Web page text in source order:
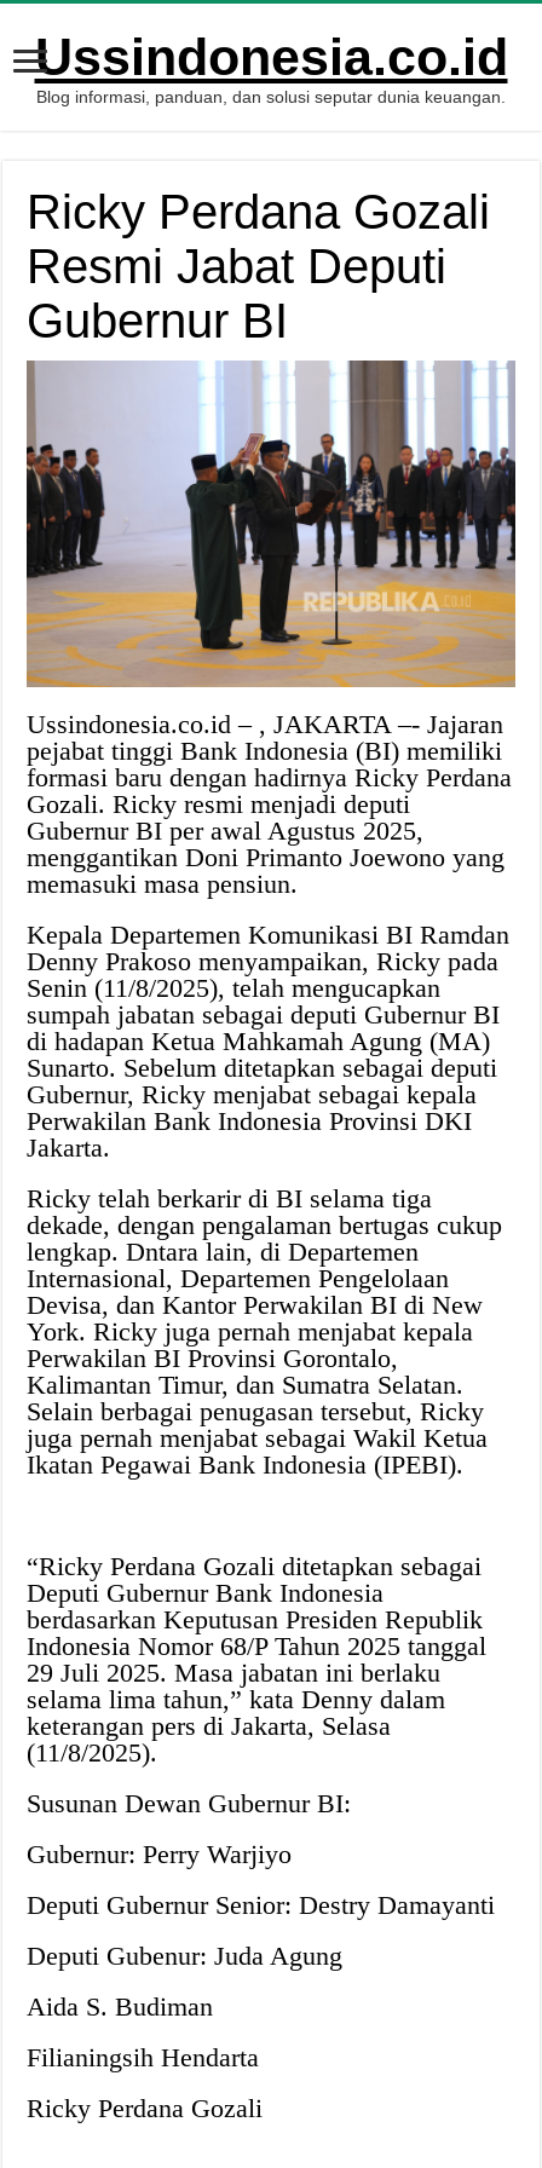
Ussindonesia.co.id
Blog informasi, panduan, dan solusi seputar dunia keuangan.
Ricky Perdana Gozali
Resmi Jabat Deputi
Gubernur BI
Ussindonesia.co.id – , JAKARTA –- Jajaran
pejabat tinggi Bank Indonesia (BI) memiliki
formasi baru dengan hadirnya Ricky Perdana
Gozali. Ricky resmi menjadi deputi
Gubernur BI per awal Agustus 2025,
menggantikan Doni Primanto Joewono yang
memasuki masa pensiun.
Kepala Departemen Komunikasi BI Ramdan
Denny Prakoso menyampaikan, Ricky pada
Senin (11/8/2025), telah mengucapkan
sumpah jabatan sebagai deputi Gubernur BI
di hadapan Ketua Mahkamah Agung (MA)
Sunarto. Sebelum ditetapkan sebagai deputi
Gubernur, Ricky menjabat sebagai kepala
Perwakilan Bank Indonesia Provinsi DKI
Jakarta.
Ricky telah berkarir di BI selama tiga
dekade, dengan pengalaman bertugas cukup
lengkap. Dntara lain, di Departemen
Internasional, Departemen Pengelolaan
Devisa, dan Kantor Perwakilan BI di New
York. Ricky juga pernah menjabat kepala
Perwakilan BI Provinsi Gorontalo,
Kalimantan Timur, dan Sumatra Selatan.
Selain berbagai penugasan tersebut, Ricky
juga pernah menjabat sebagai Wakil Ketua
Ikatan Pegawai Bank Indonesia (IPEBI).
“Ricky Perdana Gozali ditetapkan sebagai
Deputi Gubernur Bank Indonesia
berdasarkan Keputusan Presiden Republik
Indonesia Nomor 68/P Tahun 2025 tanggal
29 Juli 2025. Masa jabatan ini berlaku
selama lima tahun,” kata Denny dalam
keterangan pers di Jakarta, Selasa
(11/8/2025).
Susunan Dewan Gubernur BI:
Gubernur: Perry Warjiyo
Deputi Gubernur Senior: Destry Damayanti
Deputi Gubenur: Juda Agung
Aida S. Budiman
Filianingsih Hendarta
Ricky Perdana Gozali​​​